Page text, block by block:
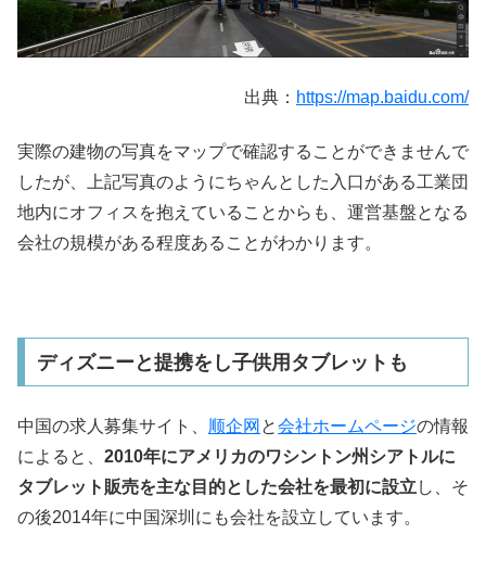
出典： https://map.baidu.com/
実際の建物の写真をマップで確認することができませんで
したが、上記写真のようにちゃんとした入口がある工業団
地内にオフィスを抱えていることからも、運営基盤となる
会社の規模がある程度あることがわかります。
ディズニーと提携をし子供用タブレットも
中国の求人募集サイト、 顺企网 と会社ホームページの情報
によると、 2010年にアメリカのワシントン州シアトルに
タブレット販売を主な目的とした会社を最初に設立 し、そ
の後2014年に中国深圳にも会社を設立しています。